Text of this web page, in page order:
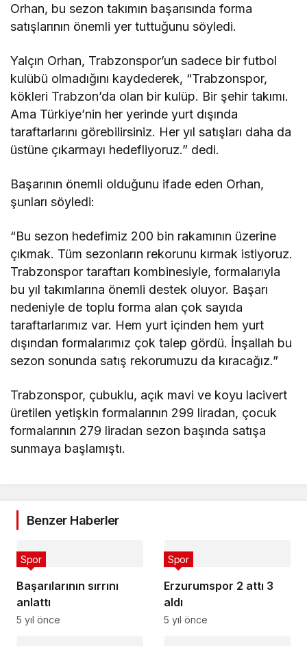
Orhan, bu sezon takımın başarısında forma
satışlarının önemli yer tuttuğunu söyledi.
Yalçın Orhan, Trabzonspor’un sadece bir futbol
kulübü olmadığını kaydederek, “Trabzonspor,
kökleri Trabzon’da olan bir kulüp. Bir şehir takımı.
Ama Türkiye’nin her yerinde yurt dışında
taraftarlarını görebilirsiniz. Her yıl satışları daha da
üstüne çıkarmayı hedefliyoruz.” dedi.
Başarının önemli olduğunu ifade eden Orhan,
şunları söyledi:
“Bu sezon hedefimiz 200 bin rakamının üzerine
çıkmak. Tüm sezonların rekorunu kırmak istiyoruz.
Trabzonspor taraftarı kombinesiyle, formalarıyla
bu yıl takımlarına önemli destek oluyor. Başarı
nedeniyle de toplu forma alan çok sayıda
taraftarlarımız var. Hem yurt içinden hem yurt
dışından formalarımız çok talep gördü. İnşallah bu
sezon sonunda satış rekorumuzu da kıracağız.”
Trabzonspor, çubuklu, açık mavi ve koyu lacivert
üretilen yetişkin formalarının 299 liradan, çocuk
formalarının 279 liradan sezon başında satışa
sunmaya başlamıştı.
Benzer Haberler
Başarılarının sırrını
anlattı
Spor
5 yıl önce
Erzurumspor 2 attı 3
aldı
Spor
5 yıl önce